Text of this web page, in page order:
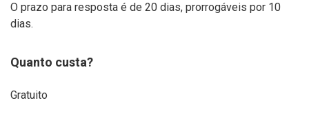
O prazo para resposta é de 20 dias, prorrogáveis por 10
dias.
Quanto custa?
Gratuito